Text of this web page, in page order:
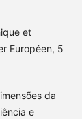
et
Européen, 5
da
e